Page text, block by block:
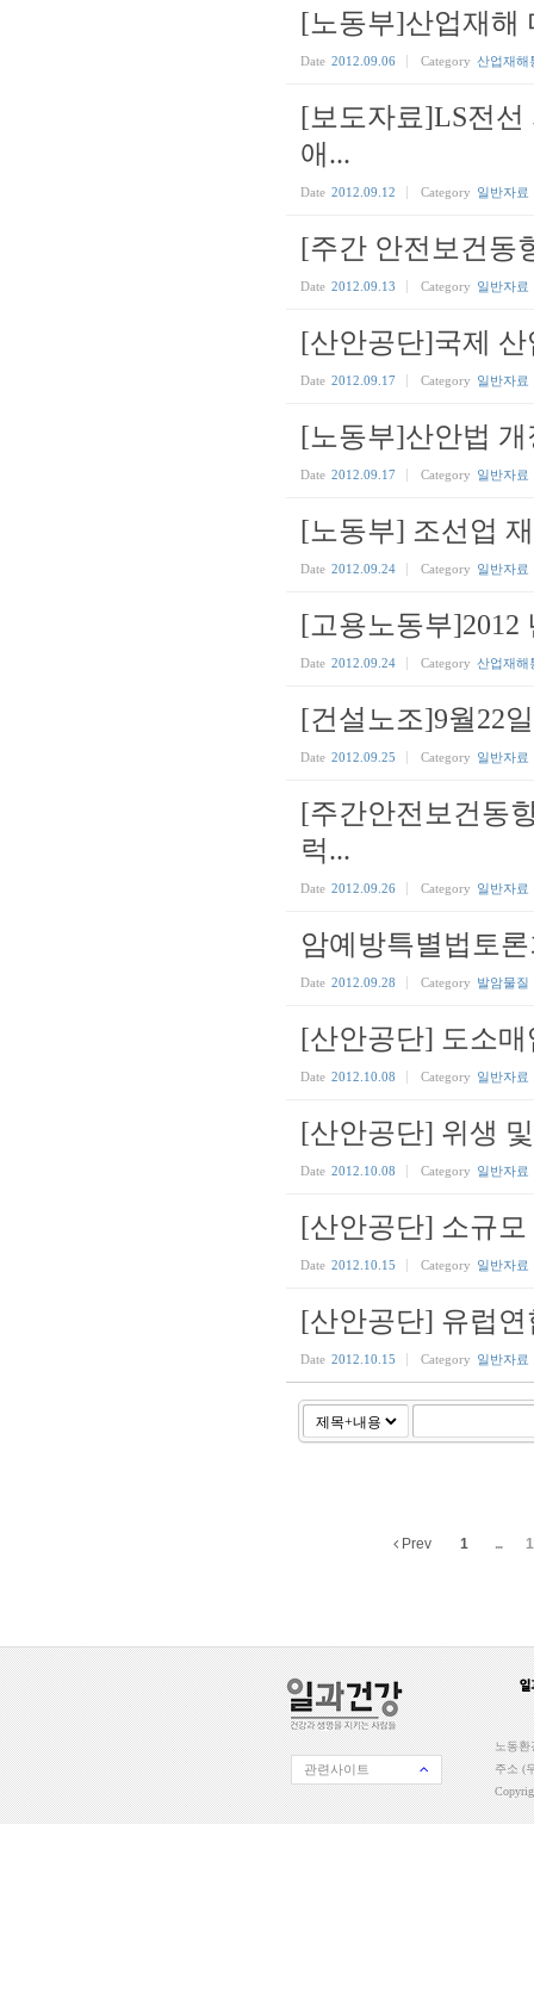
[노동부]산업재해
Date 2012.09.06 Category 산업재해
[보도자료]LS전선
애...
Date 2012.09.12 Category 일반자료
[주간 안전보건동
Date 2012.09.13 Category 일반자료
[산안공단]국제 산
Date 2012.09.17 Category 일반자료
[노동부]산안법 개
Date 2012.09.17 Category 일반자료
[노동부] 조선업
Date 2012.09.24 Category 일반자료
[고용노동부]2012
Date 2012.09.24 Category 산업재해
[건설노조]9월22
Date 2012.09.25 Category 일반자료
[주간안전보건동
럭...
Date 2012.09.26 Category 일반자료
암예방특별법토
Date 2012.09.28 Category 발암물질
[산안공단] 도소
Date 2012.10.08 Category 일반자료
[산안공단] 위생
Date 2012.10.08 Category 일반자료
[산안공단] 소규
Date 2012.10.15 Category 일반자료
[산안공단] 유럽
Date 2012.10.15 Category 일반자료
Prev 1 ...
관련사이트
노동환
주소 (